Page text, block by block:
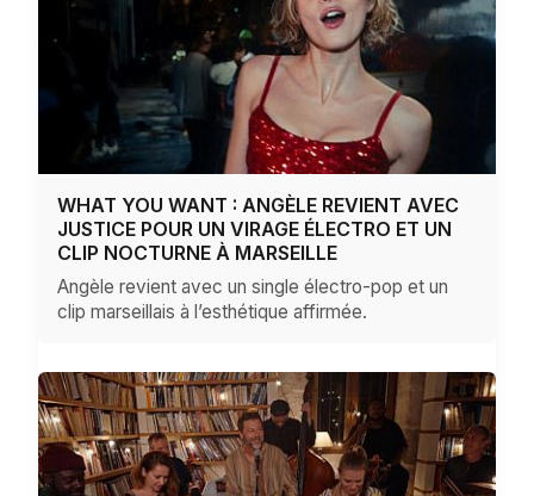
WHAT YOU WANT : ANGÈLE REVIENT AVEC
JUSTICE POUR UN VIRAGE ÉLECTRO ET UN
CLIP NOCTURNE À MARSEILLE
Angèle revient avec un single électro-pop et un
clip marseillais à l’esthétique affirmée.